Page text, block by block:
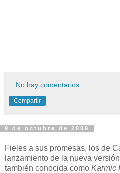
No hay comentarios:
Compartir
9 de octubre de 2009
Fieles a sus promesas, los de
lanzamiento de la nueva
también conocida como Karmic